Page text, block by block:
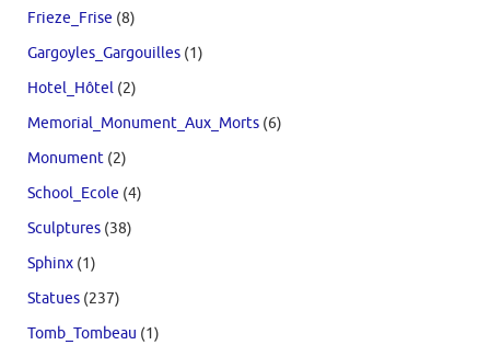
Frieze_Frise (8)
Gargoyles_Gargouilles (1)
Hotel_Hôtel (2)
Memorial_Monument_Aux_Morts (6)
Monument (2)
School_Ecole (4)
Sculptures (38)
Sphinx (1)
Statues (237)
Tomb_Tombeau (1)